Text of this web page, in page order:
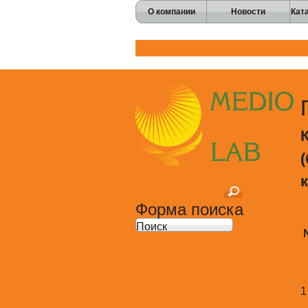
О компании Новости
1
Форма поиска
Поиск